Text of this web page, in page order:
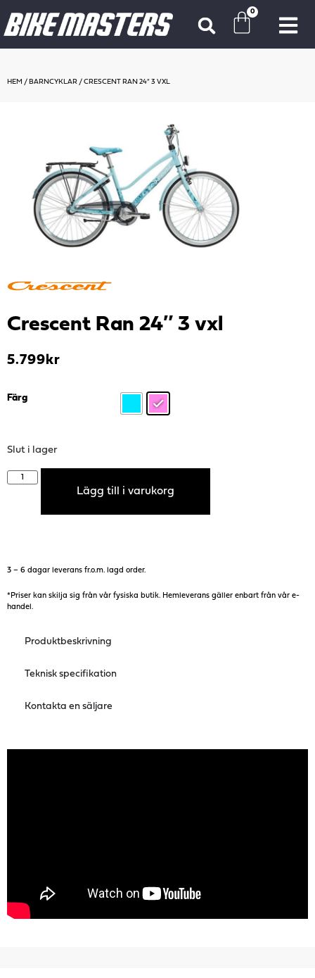
0
HEM / BARNCYKLAR / CRESCENT RAN 24″ 3 VXL
Crescent Ran 24″ 3 vxl
5.799 kr
Färg
Slut i lager
Lägg till i varukorg
3 – 6 dagar leverans fr.o.m. lagd order.
*Priser kan skilja sig från vår fysiska butik. Hemleverans gäller enbart från vår e-
handel.
Produktbeskrivning
Teknisk specifikation
Kontakta en säljare